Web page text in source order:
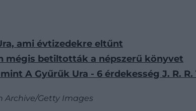
ami évtizedekre eltűnt
mégis betiltották a népszerű könyvet
A Gyűrűk Ura - 6 érdekesség J. R.
Archive/Getty Images